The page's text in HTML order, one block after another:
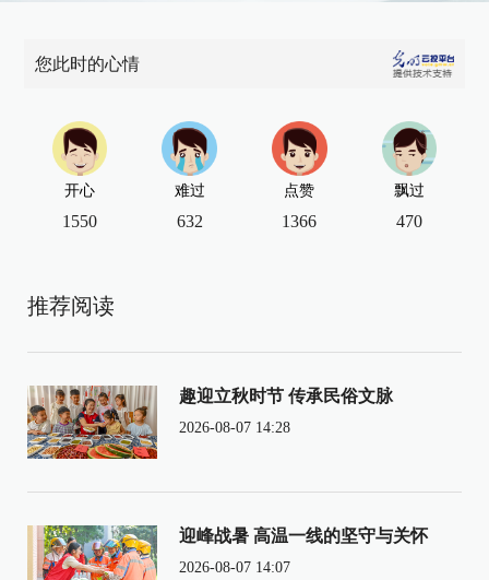
您此时的心情
开心
1550
难过
632
点赞
1366
飘过
470
推荐阅读
趣迎立秋时节 传承民俗文脉
2026-08-07 14:28
迎峰战暑 高温一线的坚守与关怀
2026-08-07 14:07